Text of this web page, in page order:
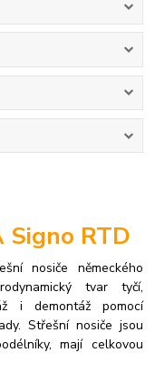
Signo RTD
nosiče německého
tvar tyčí,
i demontáž pomocí
Střešní nosiče jsou
mají celkovou